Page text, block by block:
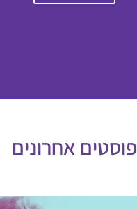
פוסטים אחרונים